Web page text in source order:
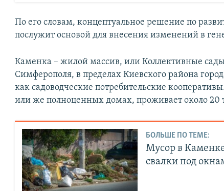
По его словам, концептуальное решение по
послужит основой для внесения изменений в
Каменка – жилой массив, или Коллективные
Симферополя, в пределах Киевского района
как садоводческие потребительские
или же полноценных домах, проживает около 20
БОЛЬШЕ ПО ТЕМЕ:
Мусор в
свалки под